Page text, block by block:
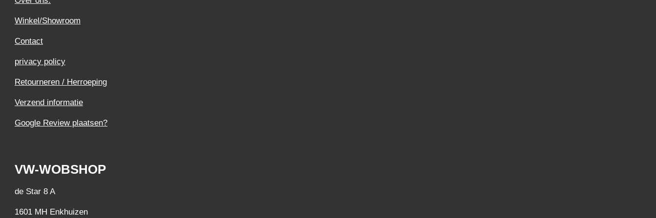
Winkel/Showroom
Contact
privacy policy
Retourneren / Herroeping
Verzend informatie
Google Review plaatsen?
VW-WOBSHOP
de Star 8 A
1601 MH Enkhuizen